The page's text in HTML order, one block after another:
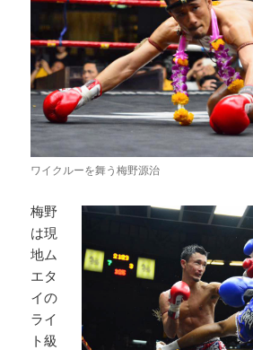
ワイクルーを舞う梅野源治
梅野
は現
地ム
エタ
イの
ライ
ト級